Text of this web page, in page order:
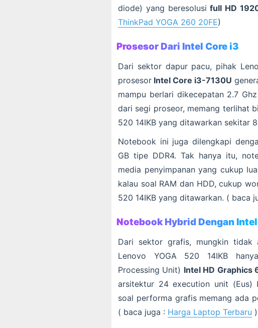
diode) yang beresolusifull HD
ThinkPad YOGA 260 20FE)
Prosesor Dari Intel Core i3
Dari sektor dapur pacu, pihak
prosesor Intel Core i3-7130U
mampu berlari dikecepatan 2.7
dari segi proseor, memang terlihat
520 14IKB yang ditawarkan sekitar
Notebook ini juga dilengkapi
GB tipe DDR4. Tak hanya itu,
media penyimpanan yang cukup
kalau soal RAM dan HDD, cukup
520 14IKB yang ditawarkan. ( baca
Notebook Hybrid Dengan
Dari sektor grafis, mungkin
Lenovo YOGA 520 14IKB
Processing Unit) Intel HD Graphics
arsitektur 24 execution unit (Eus)
soal performa grafis memang ada
( baca juga : Harga Laptop Terbaru )